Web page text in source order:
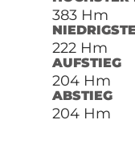
383 Hm
222 Hm
AUFSTIEG
204 Hm
ABSTIEG
204 Hm